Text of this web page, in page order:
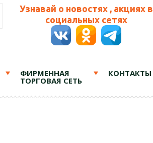
Узнавай о новостях , акциях в
социальных сетях
ФИРМЕННАЯ
ТОРГОВАЯ СЕТЬ
КОНТАКТЫ